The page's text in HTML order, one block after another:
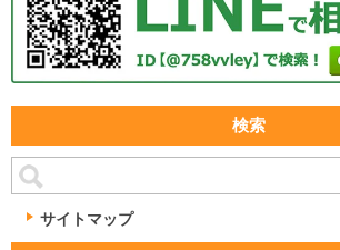
検索
サイトマップ